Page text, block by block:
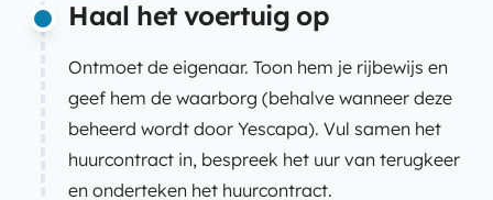
Haal het voertuig op
Ontmoet de eigenaar. Toon hem je rijbewijs en
geef hem de waarborg (behalve wanneer deze
beheerd wordt door Yescapa). Vul samen het
huurcontract in, bespreek het uur van terugkeer
en onderteken het huurcontract.